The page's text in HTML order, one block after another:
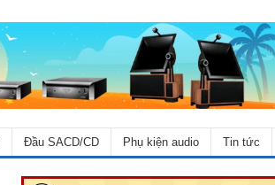
Đầu SACD/CD Phụ kiện audio Tin tức